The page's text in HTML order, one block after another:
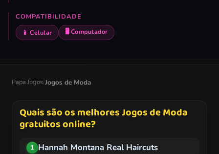
COMPATIBILIDADE
📱 Celular 🖥️ Computador
Papa Jogos/Jogos de Moda
Quais são os melhores Jogos de Moda
gratuitos online?
1 Hannah Montana Real Haircuts